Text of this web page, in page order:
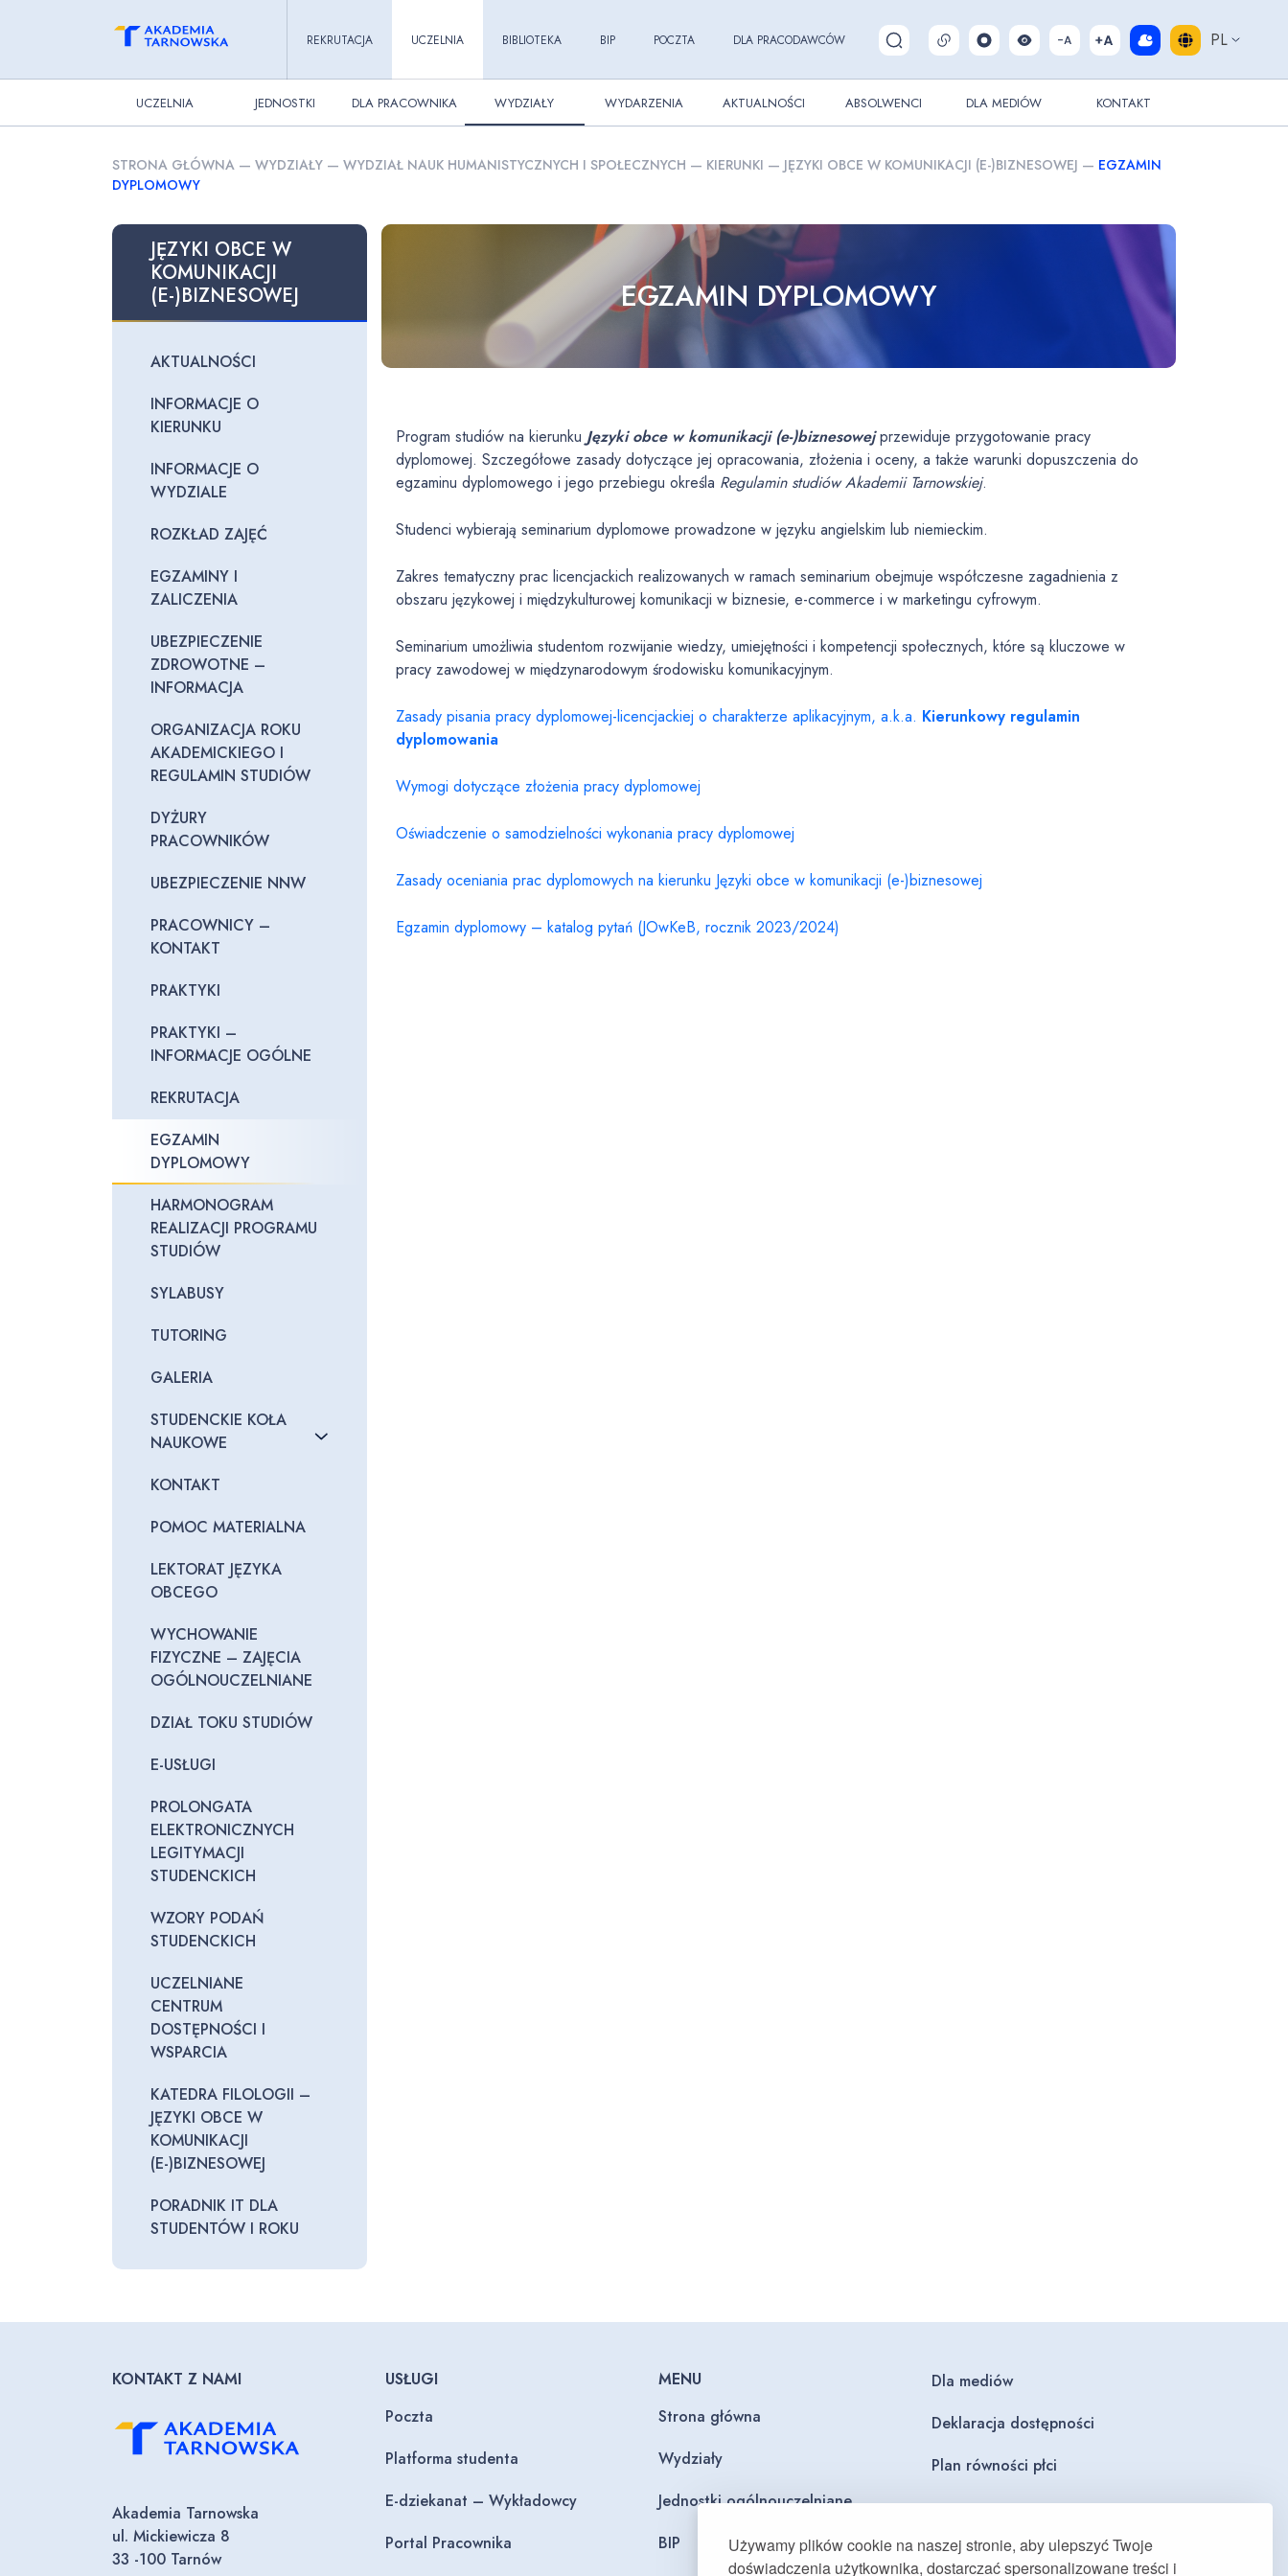
Używamy plików cookie na naszej stronie, aby ulepszyć Twoje
doświadczenia użytkownika, dostarczać spersonalizowane treści i
REKRUTACJA UCZELNIA BIBLIOTEKA BIP POCZTA DLA PRACODAWCÓW Pokaż/ukryj wyszukiwarkę PL
UCZELNIA JEDNOSTKI DLA PRACOWNIKA WYDZIAŁY WYDARZENIA AKTUALNOŚCI ABSOLWENCI DLA MEDIÓW KONTAKT
STRONA GŁÓWNA — WYDZIAŁY — WYDZIAŁ NAUK HUMANISTYCZNYCH I SPOŁECZNYCH — KIERUNKI — JĘZYKI OBCE W KOMUNIKACJI (E-)BIZNESOWEJ — EGZAMIN
DYPLOMOWY
JĘZYKI OBCE W
KOMUNIKACJI
(E-)BIZNESOWEJ
AKTUALNOŚCI
INFORMACJE O
KIERUNKU
INFORMACJE O
WYDZIALE
ROZKŁAD ZAJĘĆ
EGZAMINY I
ZALICZENIA
UBEZPIECZENIE
ZDROWOTNE –
INFORMACJA
ORGANIZACJA ROKU
AKADEMICKIEGO I
REGULAMIN STUDIÓW
DYŻURY
PRACOWNIKÓW
UBEZPIECZENIE NNW
PRACOWNICY –
KONTAKT
PRAKTYKI
PRAKTYKI –
INFORMACJE OGÓLNE
REKRUTACJA
EGZAMIN
DYPLOMOWY
HARMONOGRAM
REALIZACJI PROGRAMU
STUDIÓW
SYLABUSY
TUTORING
GALERIA
STUDENCKIE KOŁA
NAUKOWE
KONTAKT
POMOC MATERIALNA
LEKTORAT JĘZYKA
OBCEGO
WYCHOWANIE
FIZYCZNE – ZAJĘCIA
OGÓLNOUCZELNIANE
DZIAŁ TOKU STUDIÓW
E-USŁUGI
PROLONGATA
ELEKTRONICZNYCH
LEGITYMACJI
STUDENCKICH
WZORY PODAŃ
STUDENCKICH
UCZELNIANE
CENTRUM
DOSTĘPNOŚCI I
WSPARCIA
KATEDRA FILOLOGII –
JĘZYKI OBCE W
KOMUNIKACJI
(E-)BIZNESOWEJ
PORADNIK IT DLA
STUDENTÓW I ROKU
EGZAMIN DYPLOMOWY
Program studiów na kierunku Języki obce w komunikacji (e-)biznesowejprzewiduje przygotowanie pracy
dyplomowej. Szczegółowe zasady dotyczące jej opracowania, złożenia i oceny, a także warunki dopuszczenia do
egzaminu dyplomowego i jego przebiegu określa Regulamin studiów Akademii Tarnowskiej.
Studenci wybierają seminarium dyplomowe prowadzone w języku angielskim lub niemieckim.
Zakres tematyczny prac licencjackich realizowanych w ramach seminarium obejmuje współczesne zagadnienia z
obszaru językowej i międzykulturowej komunikacji w biznesie, e-commerce i w marketingu cyfrowym.
Seminarium umożliwia studentom rozwijanie wiedzy, umiejętności i kompetencji społecznych, które są kluczowe w
pracy zawodowej w międzynarodowym środowisku komunikacyjnym.
Zasady pisania pracy dyplomowej-licencjackiej o charakterze aplikacyjnym, a.k.a. Kierunkowy regulamin
dyplomowania
Wymogi dotyczące złożenia pracy dyplomowej
Oświadczenie o samodzielności wykonania pracy dyplomowej
Zasady oceniania prac dyplomowych na kierunku Języki obce w komunikacji (e-)biznesowej
Egzamin dyplomowy – katalog pytań (JOwKeB, rocznik 2023/2024)
KONTAKT Z NAMI
Akademia Tarnowska
ul. Mickiewicza 8
33 -100 Tarnów
USŁUGI
Poczta
Platforma studenta
E-dziekanat – Wykładowcy
Portal Pracownika
MENU
Strona główna
Wydziały
Jednostki ogólnouczelniane
BIP
Dla mediów
Deklaracja dostępności
Plan równości płci